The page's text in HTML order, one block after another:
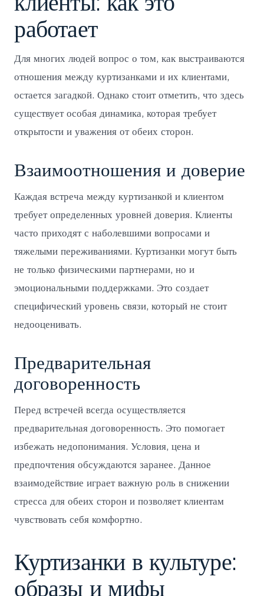
работает
Для многих людей вопрос о том, как выстраиваются
отношения между куртизанками и их клиентами,
остается загадкой. Однако стоит отметить, что здесь
существует особая динамика, которая требует
открытости и уважения от обеих сторон.
Взаимоотношения и доверие
Каждая встреча между куртизанкой и клиентом
требует определенных уровней доверия. Клиенты
часто приходят с наболевшими вопросами и
тяжелыми переживаниями. Куртизанки могут быть
не только физическими партнерами, но и
эмоциональными поддержками. Это создает
специфический уровень связи, который не стоит
недооценивать.
Предварительная
договоренность
Перед встречей всегда осуществляется
предварительная договоренность. Это помогает
избежать недопонимания. Условия, цена и
предпочтения обсуждаются заранее. Данное
взаимодействие играет важную роль в снижении
стресса для обеих сторон и позволяет клиентам
чувствовать себя комфортно.
Куртизанки в культуре:
образы и мифы